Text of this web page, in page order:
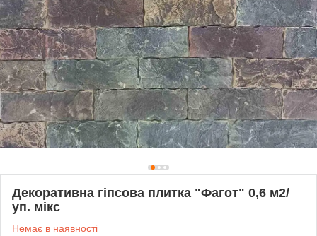
Декоративна гіпсова плитка "Фагот" 0,6 м2/
уп. мікс
Немає в наявності